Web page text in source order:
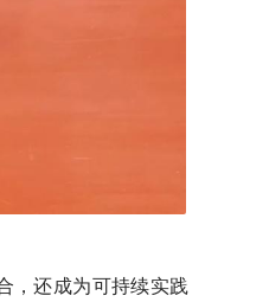
，还成为可持续实践